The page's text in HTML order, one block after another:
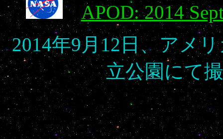
APOD: 2014
2014年9月12日、アメ
立公園にて